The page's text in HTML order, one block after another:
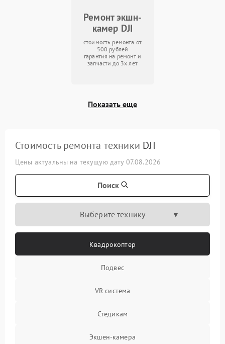
Ремонт экшн-
камер DJI
стоимость ремонта от
500 рублей
гарантия на ремонт и
запчасти до 3х лет
Показать еще
Стоимость ремонта техники DJI
Цены актуальны на текущую дату 07.08.2026
Поиск
Выберите технику
Квадрокоптер
Подвес
VR система
Стедикам
Экшен-камера